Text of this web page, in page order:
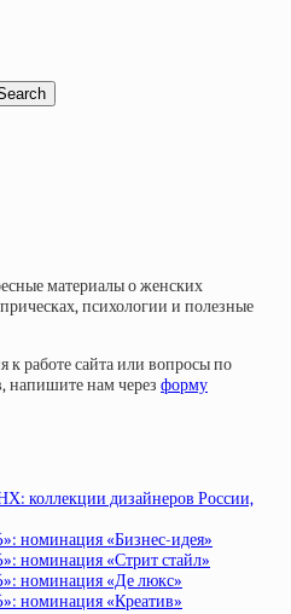
материалы о женских
психологии и полезные
работе сайта или вопросы по
напишите нам через форму
коллекции дизайнеров России,
номинация «Бизнес-идея»
номинация «Стрит стайл»
номинация «Де люкс»
номинация «Креатив»